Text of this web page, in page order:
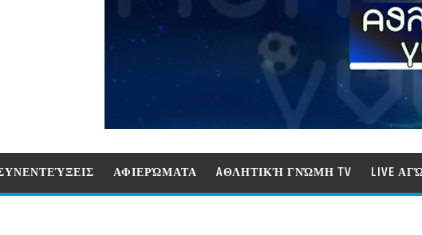
ΑΦΙΕΡΏΜΑΤΑ AΘΛΗΤΙΚΉ ΓΝΏΜΗ TV LIVE